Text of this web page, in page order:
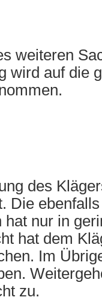
weiteren
wird auf die
des
Die
hat nur in
hat dem
Im
zu.